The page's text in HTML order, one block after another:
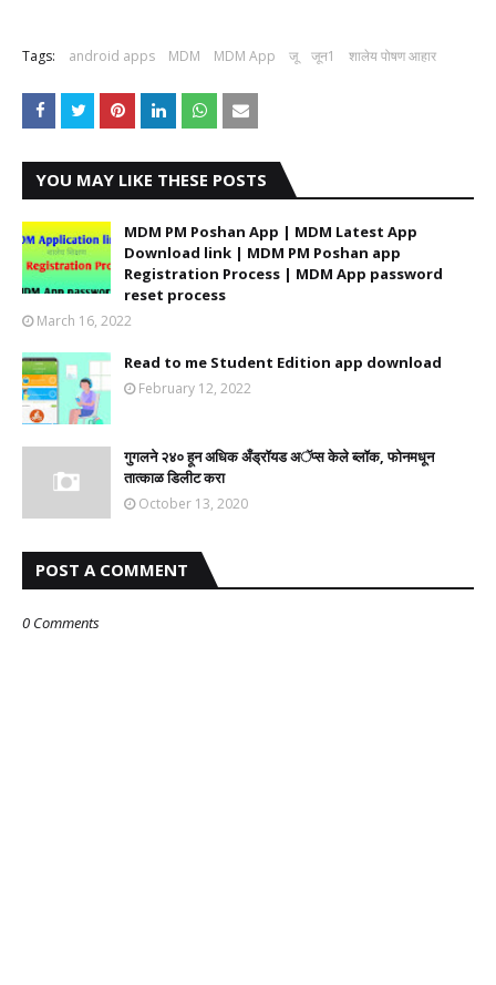
Tags: android apps MDM MDM App जू जून1 शालेय पोषण आहार
YOU MAY LIKE THESE POSTS
MDM PM Poshan App | MDM Latest App
Download link | MDM PM Poshan app
Registration Process | MDM App password
reset process
March 16, 2022
Read to me Student Edition app download
February 12, 2022
गुगलने २४० हून अधिक अँड्रॉयड अॅप्स केले ब्लॉक, फोनमधून
तात्काळ डिलीट करा
October 13, 2020
POST A COMMENT
0 Comments